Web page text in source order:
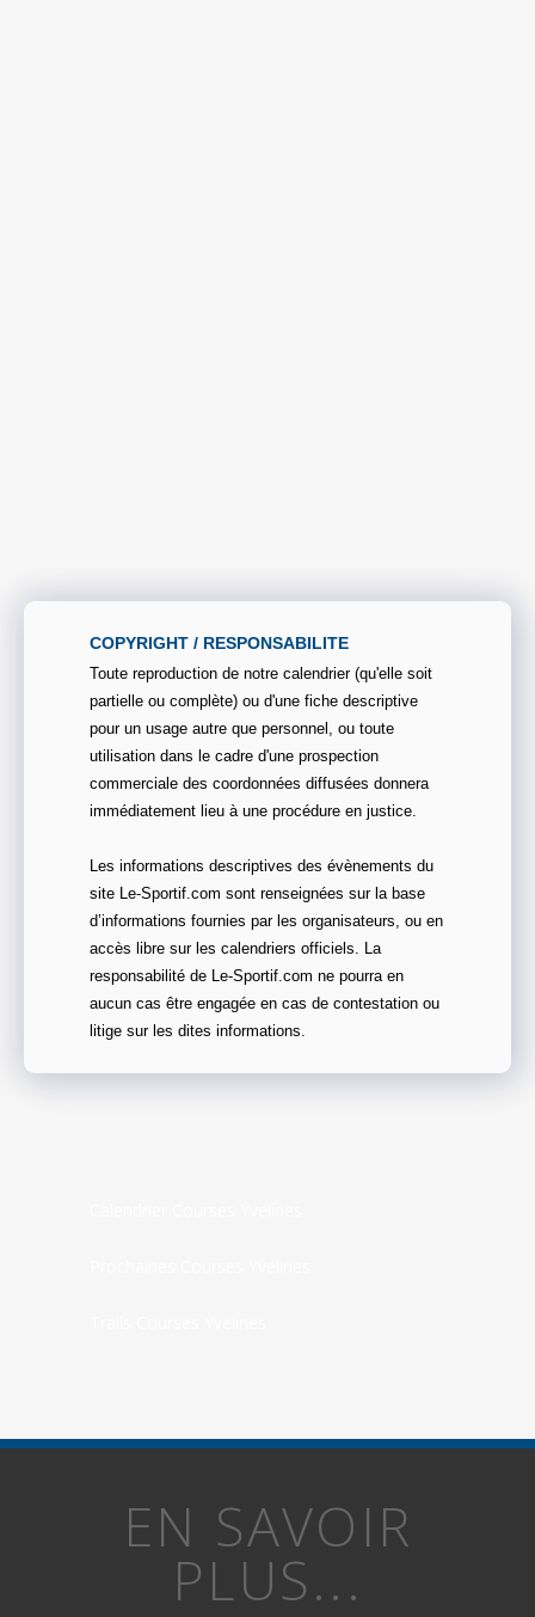
COPYRIGHT / RESPONSABILITE
Toute reproduction de notre calendrier (qu'elle soit
partielle ou complète) ou d'une fiche descriptive
pour un usage autre que personnel, ou toute
utilisation dans le cadre d'une prospection
commerciale des coordonnées diffusées donnera
immédiatement lieu à une procédure en justice.
Les informations descriptives des évènements du
site Le-Sportif.com sont renseignées sur la base
d’informations fournies par les organisateurs, ou en
accès libre sur les calendriers officiels. La
responsabilité de Le-Sportif.com ne pourra en
aucun cas être engagée en cas de contestation ou
litige sur les dites informations.
EN SAVOIR
PLUS...